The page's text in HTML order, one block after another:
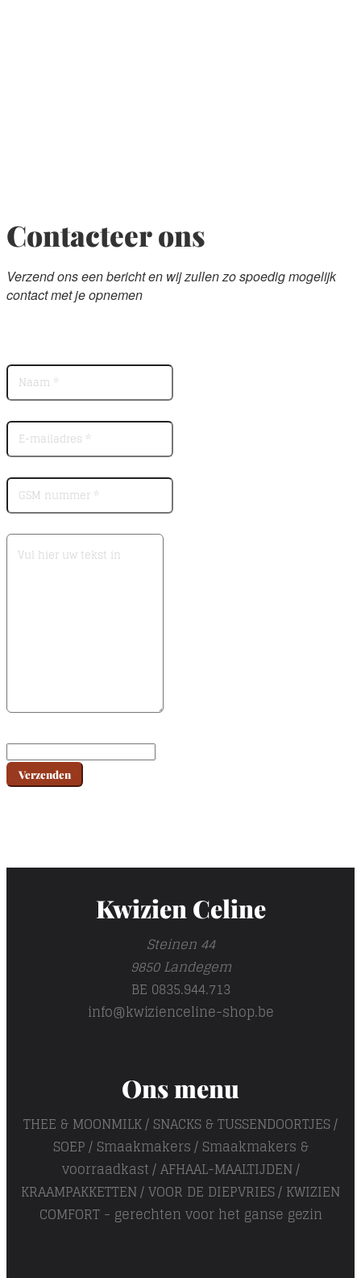
Contacteer ons
Verzend ons een bericht en wij zullen zo spoedig mogelijk
contact met je opnemen
Verzenden
Kwizien Celine
Steinen 44
9850 Landegem
BE 0835.944.713
info@kwizienceline-shop.be
Ons menu
THEE & MOONMILK SNACKS & TUSSENDOORTJES
SOEP Smaakmakers Smaakmakers &
voorraadkast AFHAAL-MAALTIJDEN
KRAAMPAKKETTEN VOOR DE DIEPVRIES KWIZIEN
COMFORT - gerechten voor het ganse gezin